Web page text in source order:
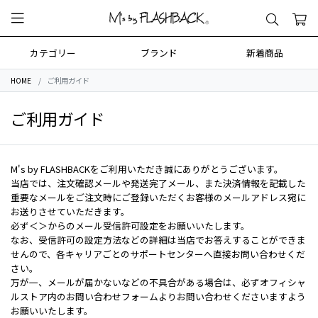
カテゴリー ブランド 新着商品
HOME ご利用ガイド
ご利用ガイド
M's by FLASHBACKをご利用いただき誠にありがとうございます。
当店では、注文確認メールや発送完了メール、また決済情報を記載した
重要なメールをご注文時にご登録いただくお客様のメールアドレス宛に
お送りさせていただきます。
必ず＜＞からのメール受信許可設定をお願いいたします。
なお、受信許可の設定方法などの詳細は当店でお答えすることができま
せんので、各キャリアごとのサポートセンターへ直接お問い合わせくだ
さい。
万が一、メールが届かないなどの不具合がある場合は、必ずオフィシャ
ルストア内のお問い合わせフォームよりお問い合わせくださいますよう
お願いいたします。